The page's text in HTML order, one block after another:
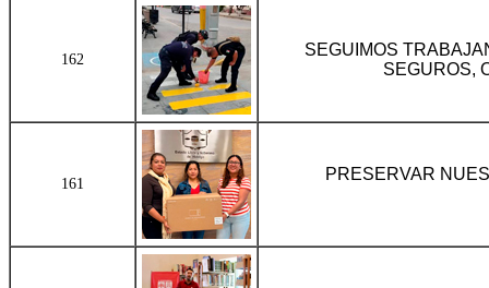
162
SEGUIMOS
SEGUROS,
161
PRESERVAR